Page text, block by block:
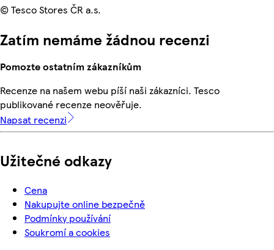
© Tesco Stores ČR a.s.
Zatím nemáme žádnou recenzi
Pomozte ostatním zákazníkům
Recenze na našem webu píší naši zákazníci. Tesco
publikované recenze neověřuje.
Napsat recenzi
Užitečné odkazy
Cena
Nakupujte online bezpečně
Podmínky používání
Soukromí a cookies